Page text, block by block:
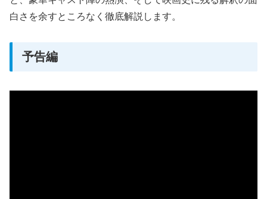
白さを余すところなく徹底解説します。
予告編